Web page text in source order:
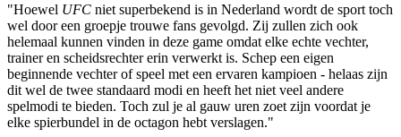
"Hoewel UFC niet superbekend is in Nederland wordt de sport toch
wel door een groepje trouwe fans gevolgd. Zij zullen zich ook
helemaal kunnen vinden in deze game omdat elke echte vechter,
trainer en scheidsrechter erin verwerkt is. Schep een eigen
beginnende vechter of speel met een ervaren kampioen - helaas zijn
dit wel de twee standaard modi en heeft het niet veel andere
spelmodi te bieden. Toch zul je al gauw uren zoet zijn voordat je
elke spierbundel in de octagon hebt verslagen."